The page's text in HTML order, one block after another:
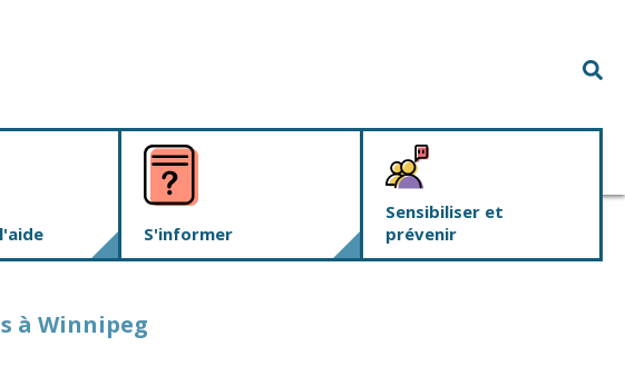
S'informer
Sensibiliser et
prévenir
à Winnipeg